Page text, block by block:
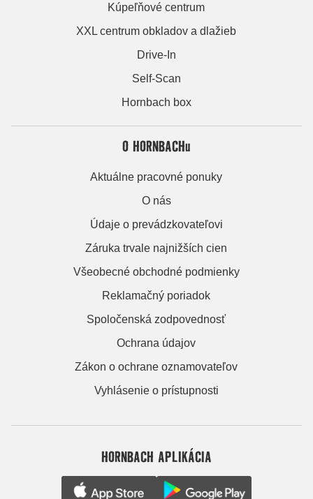
Kúpeľňové centrum
XXL centrum obkladov a dlažieb
Drive-In
Self-Scan
Hornbach box
O HORNBACHu
Aktuálne pracovné ponuky
O nás
Údaje o prevádzkovateľovi
Záruka trvale najnižších cien
Všeobecné obchodné podmienky
Reklamačný poriadok
Spoločenská zodpovednosť
Ochrana údajov
Zákon o ochrane oznamovateľov
Vyhlásenie o prístupnosti
HORNBACH APLIKÁCIA